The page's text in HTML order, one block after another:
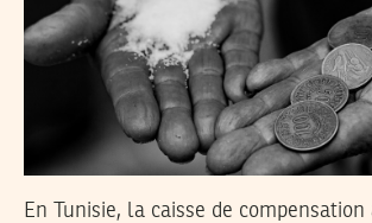
En Tunisie, la caisse de